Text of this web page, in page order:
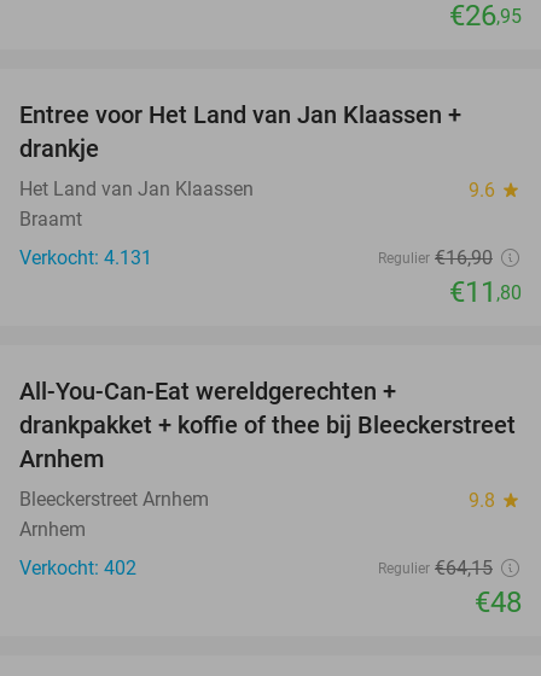
€26,95
Entree voor Het Land van Jan Klaassen +
drankje
Het Land van Jan Klaassen 9.6 star
Braamt
Verkocht: 4.131
Regulier €16,90
€11 ,80
All-You-Can-Eat wereldgerechten +
drankpakket + koffie of thee bij Bleeckerstreet
Arnhem
Bleeckerstreet Arnhem 9.8 star
Arnhem
Verkocht: 402
Regulier €64,15
€48